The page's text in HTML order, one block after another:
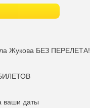
Жукова БЕЗ ПЕРЕЛЕТА!
ваши даты